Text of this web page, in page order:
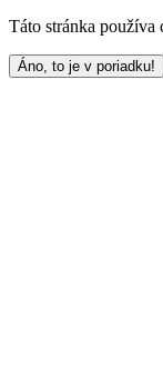
Táto stránka používa
Áno, to je v poriadku!